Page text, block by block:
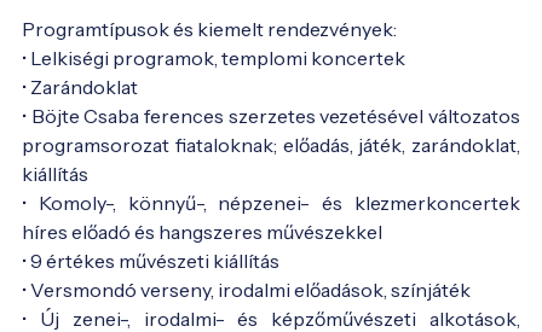
Programtípusok és kiemelt rendezvények:
• Lelkiségi programok, templomi koncertek
• Zarándoklat
• Böjte Csaba ferences szerzetes vezetésével változatos
programsorozat fiataloknak; előadás, játék, zarándoklat,
kiállítás
• Komoly-, könnyű-, népzenei- és klezmerkoncertek
híres előadó és hangszeres művészekkel
• 9 értékes művészeti kiállítás
• Versmondó verseny, irodalmi előadások, színjáték
• Új zenei-, irodalmi- és képzőművészeti alkotások,